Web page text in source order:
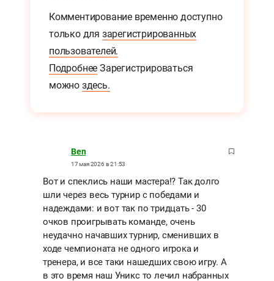
Комментирование временно доступно
только для зарегистрированных
пользователей.
Подробнее Зарегистрироваться
можно здесь.
Ben
17 мая 2026 в 21:53
Вот и спеклись наши мастера!? Так долго
шли через весь турнир с победами и
надеждами: и вот так по тридцать - 30
очков проигрывать команде, очень
неудачно начавших турнир, сменивших в
ходе чемпионата не одного игрока и
тренера, и все таки нашедших свою игру. А
в это время наш Уникс то лечил набранных